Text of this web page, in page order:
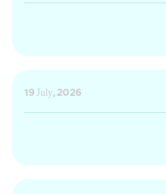
19 July, 2026